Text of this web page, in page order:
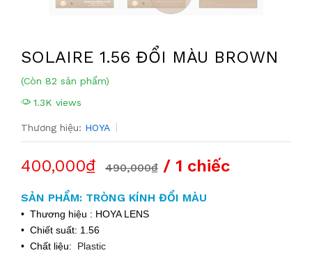
SOLAIRE 1.56 ĐỔI MÀU BROWN
(Còn 82 sản phẩm)
1.3K views
Thương hiệu: HOYA
400,000₫ 490,000₫ / 1 chiếc
SẢN PHẨM: TRÒNG KÍNH ĐỔI MÀU
• Thương hiệu : HOYA LENS
• Chiết suất: 1.56
• Chất liệu: Plastic